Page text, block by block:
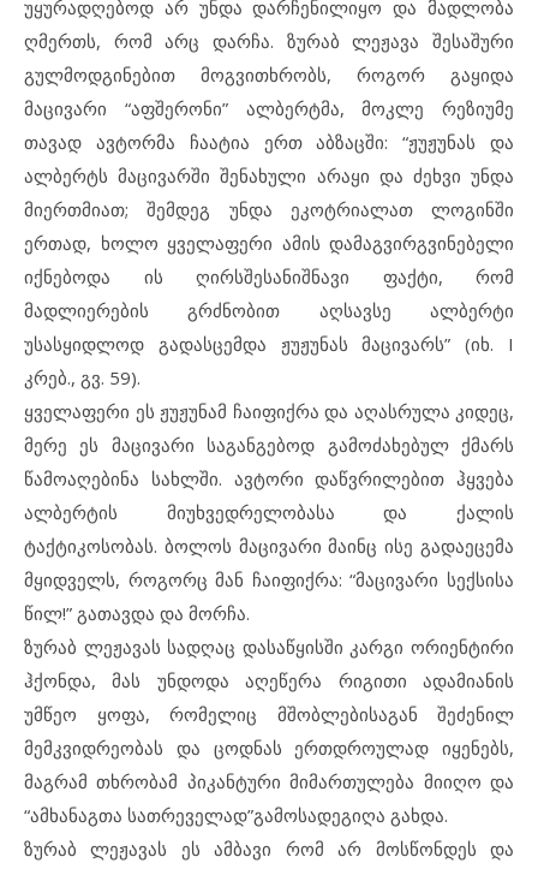
უყურადღებოდ არ უნდა დარჩენილიყო და მადლობა
ღმერთს, რომ არც დარჩა. ზურაბ ლეჟავა შესაშური
გულმოდგინებით მოგვითხრობს, როგორ გაყიდა
მაცივარი “აფშერონი” ალბერტმა, მოკლე რეზიუმე
თავად ავტორმა ჩაატია ერთ აბზაცში: “ჟუჟუნას და
ალბერტს მაცივარში შენახული არაყი და ძეხვი უნდა
მიერთმიათ; შემდეგ უნდა ეკოტრიალათ ლოგინში
ერთად, ხოლო ყველაფერი ამის დამაგვირგვინებელი
იქნებოდა ის ღირსშესანიშნავი ფაქტი, რომ
მადლიერების გრძნობით აღსავსე ალბერტი
უსასყიდლოდ გადასცემდა ჟუჟუნას მაცივარს” (იხ. I
კრებ., გვ. 59).
ყველაფერი ეს ჟუჟუნამ ჩაიფიქრა და აღასრულა კიდეც,
მერე ეს მაცივარი საგანგებოდ გამოძახებულ ქმარს
წამოაღებინა სახლში. ავტორი დაწვრილებით ჰყვება
ალბერტის მიუხვედრელობასა და ქალის
ტაქტიკოსობას. ბოლოს მაცივარი მაინც ისე გადაეცემა
მყიდველს, როგორც მან ჩაიფიქრა: “მაცივარი სექსისა
წილ!” გათავდა და მორჩა.
ზურაბ ლეჟავას სადღაც დასაწყისში კარგი ორიენტირი
ჰქონდა, მას უნდოდა აღეწერა რიგითი ადამიანის
უმწეო ყოფა, რომელიც მშობლებისაგან შეძენილ
მემკვიდრეობას და ცოდნას ერთდროულად იყენებს,
მაგრამ თხრობამ პიკანტური მიმართულება მიიღო და
“ამხანაგთა სათრეველად”გამოსადეგიღა გახდა.
ზურაბ ლეჟავას ეს ამბავი რომ არ მოსწონდეს და